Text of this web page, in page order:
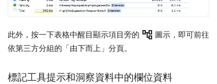
此外，按一下表格中醒目顯示項目旁的 account_tree 圖示，即可前往
依第三方分組的「由下而上」 分頁。
標記工具提示和洞察資料中的欄位資料